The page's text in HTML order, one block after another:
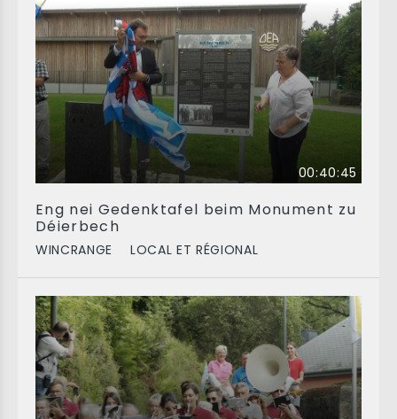
00:40:45
Eng nei Gedenktafel beim Monument zu
Déierbech
WINCRANGE LOCAL ET RÉGIONAL